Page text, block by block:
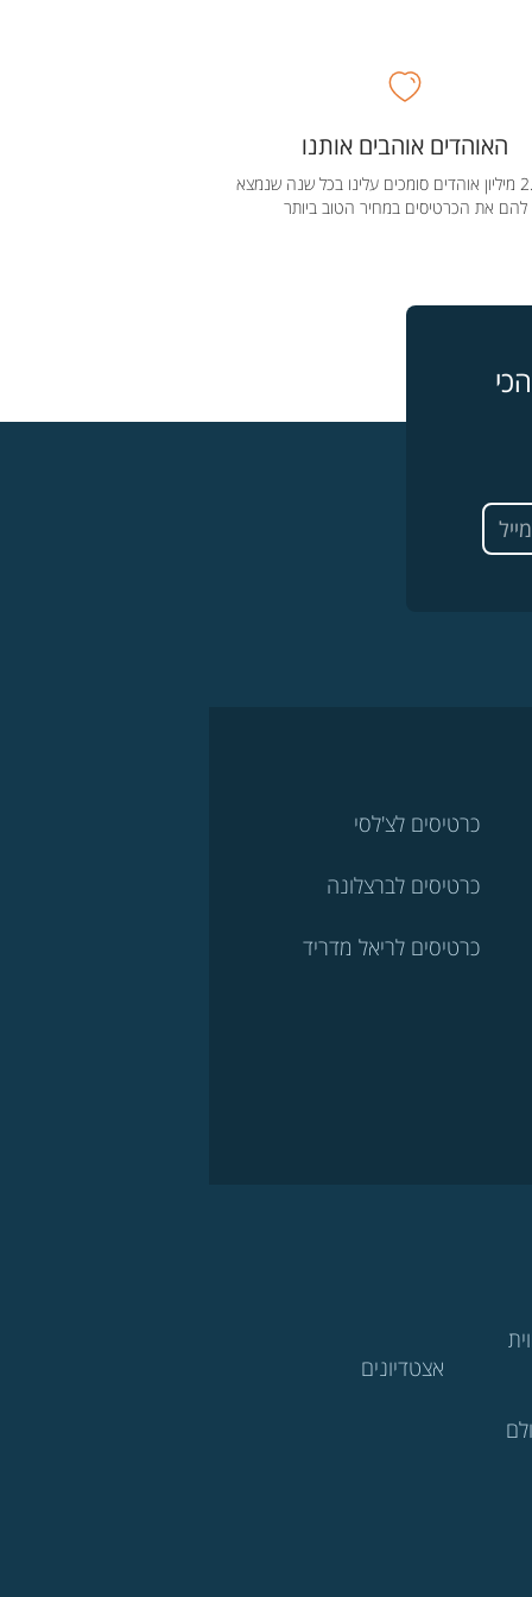
האוהדים אוהבים אותנו
מעל 2.5 מיליון אוהדים סומכים עלינו בכל שנה שנמצא
להם את הכרטיסים במחיר הטוב ביותר
כרטיסים לצ'לסי
כרטיסים לברצלונה
כרטיסים לריאל מדריד
אצטדיונים